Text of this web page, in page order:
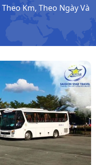
Km, Theo Ngày Và